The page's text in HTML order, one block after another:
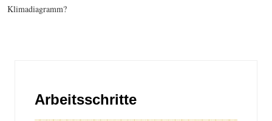
Klimadiagramm?